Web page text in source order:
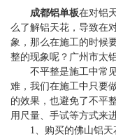
成都铝单板在对铝
么了解铝天花，导致在
象，那么在施工的时候
整的现象呢？广州市太
不平整是施工中常见
难，我们在施工中只要
的效果，也避免了不平
用尺量、手试等方式来
1、购买的佛山铝天